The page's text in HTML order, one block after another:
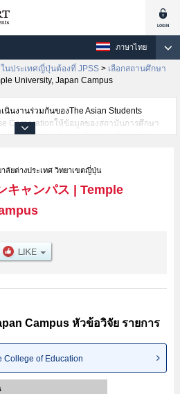
ภาษาไทย
ประเทศญี่ปุ่นต้องที่ JPSS > เลือกสถานศึกษา
University, Japan Campus
นินงานร่วมกันของThe Asian Students
Corporationให้ข้อมูลของสถาบันการศึกษา
・วิทยาลัยระดับอนุปริญญา・วิทยาลัย
College of EducationหรือMaster in
School of Law เป็นต้น,ข้อมูลของแต่ละ
าศึกษาเช่นจำนวนคนที่รับสมัครหรือจำนวน
ะนำสถานที่,การเดินทางเป็นต้นไว้ด้วยดังนั้น
ลัยต่างประเทศ วิทยาเขตญี่ปุ่น
キャンパス
Temple
Campus หัวข้อวิจัย รายการ
College of Education